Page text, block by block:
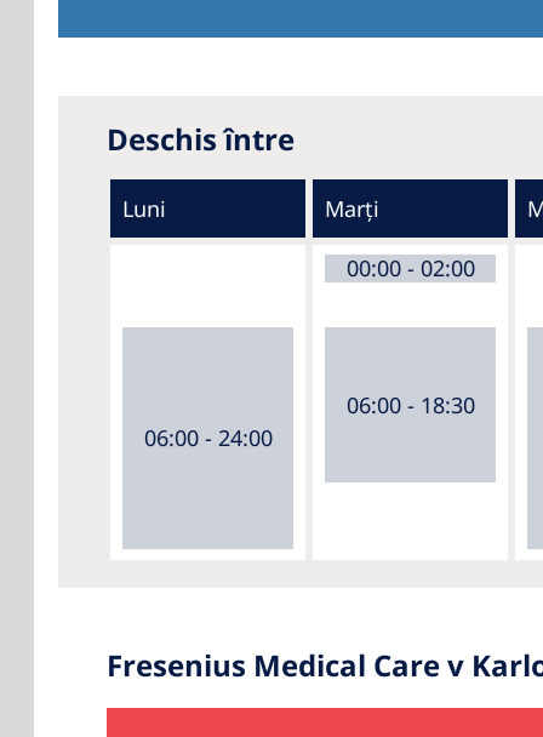
Deschis între
Luni Marți
06:00 - 24:00
00:00 - 02:00
06:00 - 18:30
Fresenius Medical Care v